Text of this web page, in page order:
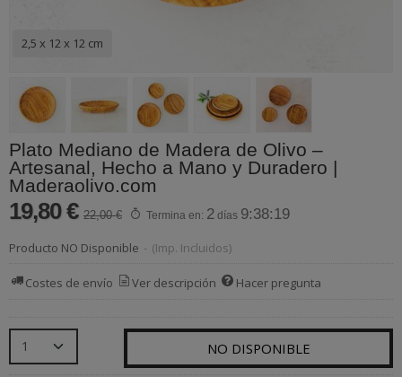
2,5 x 12 x 12 cm
Plato Mediano de Madera de Olivo –
Artesanal, Hecho a Mano y Duradero |
Maderaolivo.com
19,80 € 22,00 € Termina en: 2 días 9:38:19
Producto NO Disponible - (Imp. Incluidos)
Costes de envío Ver descripción Hacer pregunta
NO DISPONIBLE